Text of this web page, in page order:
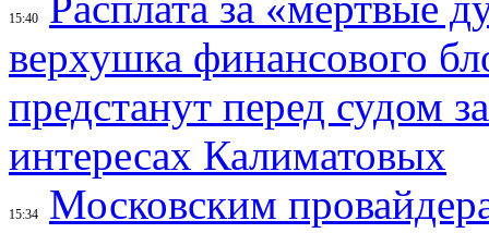
15:40
верхушка финансового
предстанут перед судом
интересах Калиматовых
15:34
Московским